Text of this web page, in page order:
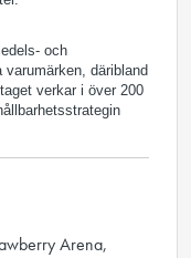
och
däribland
verkar i över 200
Arena,